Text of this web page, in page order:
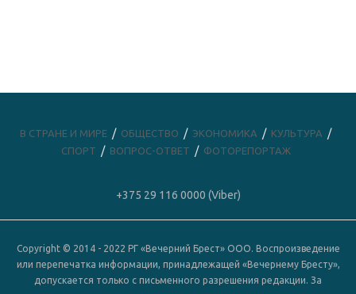
В СТРАНЕ И МИРЕ ОБЩЕСТВО ЭКОНОМИКА
КУЛЬТУРА
СПОРТ
ВОПРОС-ОТВЕТ ФОТОРЕПОРТАЖ
+375 29 116 0000 (Viber)
Copyright © 2014 - 2022 РГ «Вечерний Брест» ООО. Воспроизведение
или перепечатка информации, принадлежащей «Вечернему Бресту»,
допускается только с письменного разрешения редакции. За